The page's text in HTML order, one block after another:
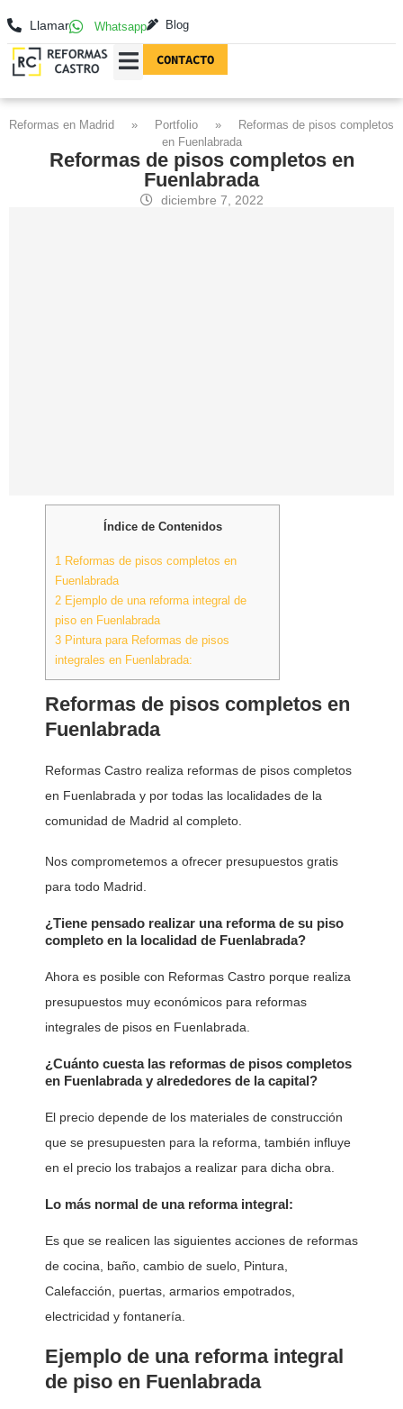
CONTACTO
Llamar Whatsapp Blog
Reformas en Madrid » Portfolio »
Reformas de pisos completos
en Fuenlabrada
Reformas de pisos completos en
Fuenlabrada
diciembre 7, 2022
Índice de Contenidos
1 Reformas de pisos completos en
Fuenlabrada
2 Ejemplo de una reforma integral de
piso en Fuenlabrada
3 Pintura para Reformas de pisos
integrales en Fuenlabrada:
Reformas de pisos completos en
Fuenlabrada
Reformas Castro realiza reformas de pisos completos
en Fuenlabrada y por todas las localidades de la
comunidad de Madrid al completo.
Nos comprometemos a ofrecer presupuestos gratis
para todo Madrid.
¿Tiene pensado realizar una reforma de su piso
completo en la localidad de Fuenlabrada?
Ahora es posible con Reformas Castro porque realiza
presupuestos muy económicos para reformas
integrales de pisos en Fuenlabrada.
¿Cuánto cuesta las reformas de pisos completos
en Fuenlabrada y alrededores de la capital?
El precio depende de los materiales de construcción
que se presupuesten para la reforma, también influye
en el precio los trabajos a realizar para dicha obra.
Lo más normal de una reforma integral:
Es que se realicen las siguientes acciones de reformas
de cocina, baño, cambio de suelo, Pintura,
Calefacción, puertas, armarios empotrados,
electricidad y fontanería.
Ejemplo de una reforma integral
de piso en Fuenlabrada